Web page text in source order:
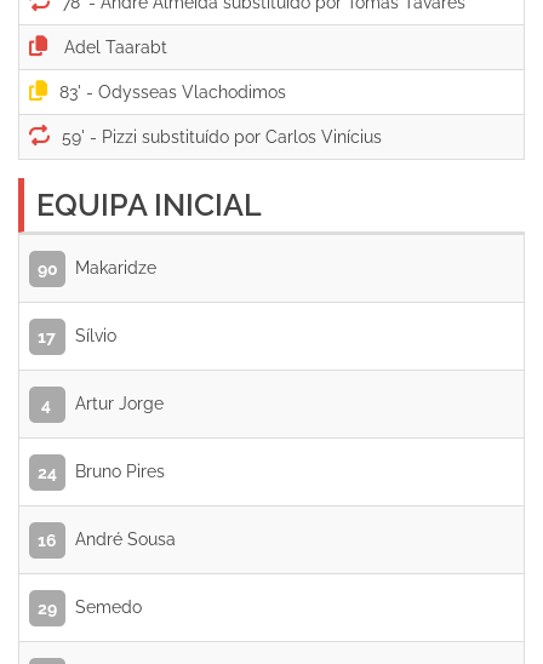
83' -
59' -
EQUIPA INICIAL
90 Makaridze
17 Sílvio
4 Artur Jorge
24 Bruno Pires
16 André Sousa
29 Semedo